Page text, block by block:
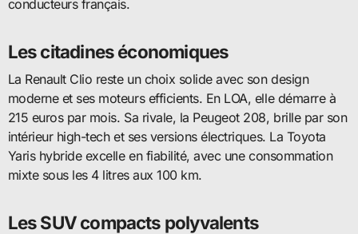
conducteurs français.
Les citadines économiques
La Renault Clio reste un choix solide avec son design
moderne et ses moteurs efficients. En LOA, elle démarre à
215 euros par mois. Sa rivale, la Peugeot 208, brille par son
intérieur high-tech et ses versions électriques. La Toyota
Yaris hybride excelle en fiabilité, avec une consommation
mixte sous les 4 litres aux 100 km.
Les SUV compacts polyvalents